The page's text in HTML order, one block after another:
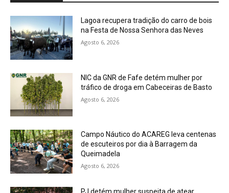
Lagoa recupera tradição do carro de bois
na Festa de Nossa Senhora das Neves
Agosto 6, 2026
NIC da GNR de Fafe detém mulher por
tráfico de droga em Cabeceiras de Basto
Agosto 6, 2026
Campo Náutico do ACAREG leva centenas
de escuteiros por dia à Barragem da
Queimadela
Agosto 6, 2026